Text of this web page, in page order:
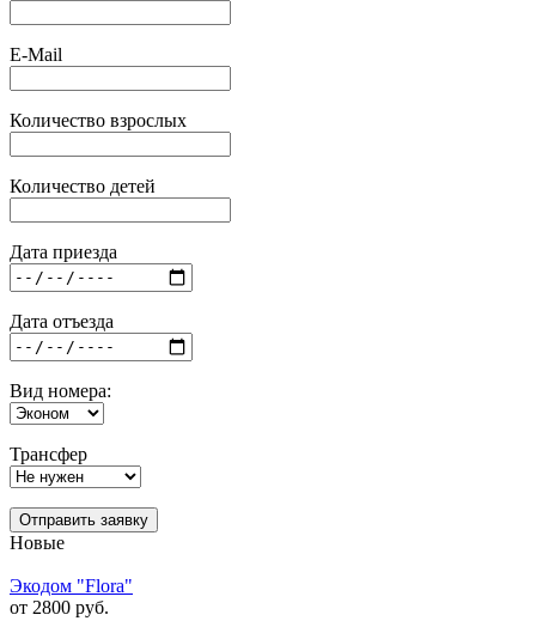
E-Mail
Количество взрослых
Количество детей
Дата приезда
Дата отъезда
Вид номера:
Трансфер
Отправить заявку
Новые
Экодом "Flora"
от 2800 руб.